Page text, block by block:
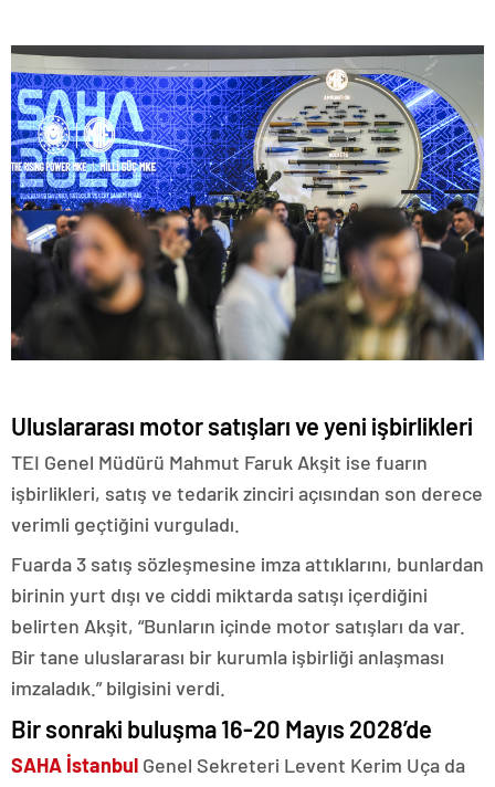
Uluslararası motor satışları ve yeni işbirlikleri
TEI Genel Müdürü Mahmut Faruk Akşit ise fuarın
işbirlikleri, satış ve tedarik zinciri açısından son derece
verimli geçtiğini vurguladı.
Fuarda 3 satış sözleşmesine imza attıklarını, bunlardan
birinin yurt dışı ve ciddi miktarda satışı içerdiğini
belirten Akşit, “Bunların içinde motor satışları da var.
Bir tane uluslararası bir kurumla işbirliği anlaşması
imzaladık.” bilgisini verdi.
Bir sonraki buluşma 16-20 Mayıs 2028’de
SAHA İstanbul Genel Sekreteri Levent Kerim Uça da